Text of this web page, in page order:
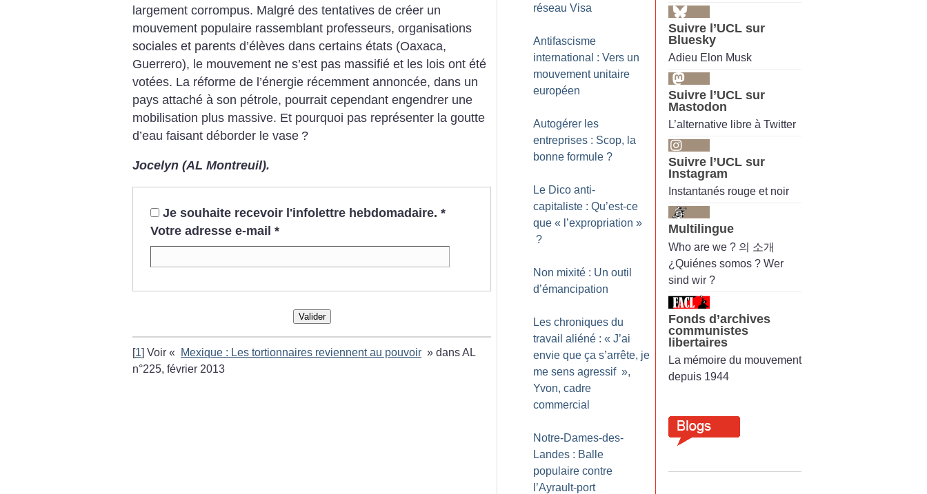
largement corrompus. Malgré des tentatives de créer un
mouvement populaire rassemblant professeurs, organisations
sociales et parents d’élèves dans certains états (Oaxaca,
Guerrero), le mouvement ne s’est pas massifié et les lois ont été
votées. La réforme de l’énergie récemment annoncée, dans un
pays attaché à son pétrole, pourrait cependant engendrer une
mobilisation plus massive. Et pourquoi pas représenter la goutte
d’eau faisant déborder le vase ?
Jocelyn (AL Montreuil).
Je souhaite recevoir l'infolettre hebdomadaire. *
Votre adresse e-mail *
Valider
[1] Voir « Mexique : Les tortionnaires reviennent au pouvoir » dans AL
n°225, février 2013
réseau Visa
Antifascisme
international : Vers un
mouvement unitaire
européen
Autogérer les
entreprises : Scop, la
bonne formule ?
Le Dico anti-
capitaliste : Qu’est-ce
que « l’expropriation »
?
Non mixité : Un outil
d’émancipation
Les chroniques du
travail aliéné : « J’ai
envie que ça s’arrête, je
me sens agressif »,
Yvon, cadre
commercial
Notre-Dames-des-
Landes : Balle
populaire contre
l’Ayrault-port
Suivre l’UCL sur
Bluesky
Adieu Elon Musk
Suivre l’UCL sur
Mastodon
L’alternative libre à Twitter
Suivre l’UCL sur
Instagram
Instantanés rouge et noir
Multilingue
Who are we ? 의 소개
¿Quiénes somos ? Wer
sind wir ?
Fonds d’archives
communistes
libertaires
La mémoire du mouvement
depuis 1944